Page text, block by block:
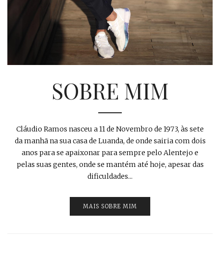
SOBRE MIM
Cláudio Ramos nasceu a 11 de Novembro de 1973, às sete
da manhã na sua casa de Luanda, de onde sairia com dois
anos para se apaixonar para sempre pelo Alentejo e
pelas suas gentes, onde se mantém até hoje, apesar das
dificuldades...
MAIS SOBRE MIM